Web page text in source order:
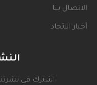
الاتصال بنا
أخبار الاتحاد
اشترك في